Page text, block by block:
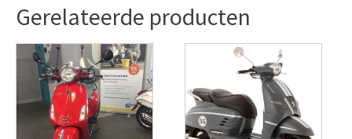
Gerelateerde producten